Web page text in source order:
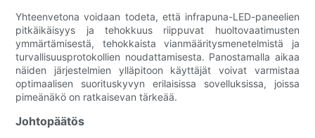
Yhteenvetona voidaan todeta, että infrapuna-LED-paneelien
pitkäikäisyys ja tehokkuus riippuvat huoltovaatimusten
ymmärtämisestä, tehokkaista vianmääritysmenetelmistä ja
turvallisuusprotokollien noudattamisesta. Panostamalla aikaa
näiden järjestelmien ylläpitoon käyttäjät voivat varmistaa
optimaalisen suorituskyvyn erilaisissa sovelluksissa, joissa
pimeänäkö on ratkaisevan tärkeää.
Johtopäätös